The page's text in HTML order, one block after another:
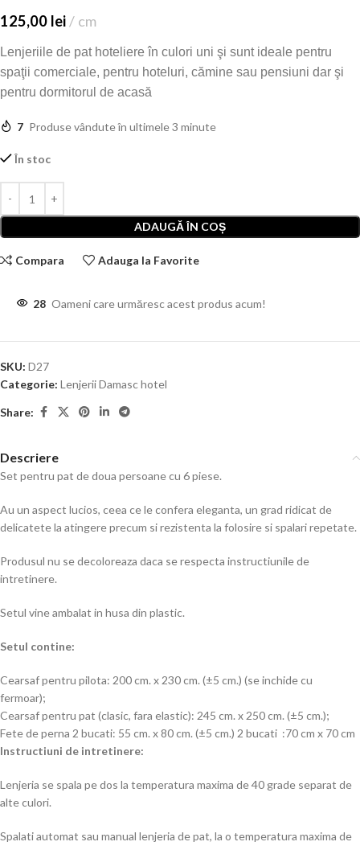
125,00 lei cm
Lenjeriile de pat hoteliere în culori uni şi sunt ideale pentru
spaţii comerciale, pentru hoteluri, cămine sau pensiuni dar şi
pentru dormitorul de acasă
7 Produse vândute în ultimele 3 minute
În stoc
ADAUGĂ ÎN COȘ
Compara Adauga la Favorite
28 Oameni care urmăresc acest produs acum!
SKU: D27
Categorie: Lenjerii Damasc hotel
Share:
Descriere
Set pentru pat de doua persoane cu 6 piese.
Au un aspect lucios, ceea ce le confera eleganta, un grad ridicat de
delicatete la atingere precum si rezistenta la folosire si spalari repetate.
Produsul nu se decoloreaza daca se respecta instructiunile de
intretinere.
Setul vine ambalat in husa din plastic.
Setul contine:
Cearsaf pentru pilota: 200 cm. x 230 cm. (±5 cm.) (se inchide cu
fermoar);
Cearsaf pentru pat (clasic, fara elastic): 245 cm. x 250 cm. (±5 cm.);
Fete de perna 2 bucati: 55 cm. x 80 cm. (±5 cm.) 2 bucati :70 cm x 70 cm
Instructiuni de intretinere:
Lenjeria se spala pe dos la temperatura maxima de 40 grade separat de
alte culori.
Spalati automat sau manual lenjeria de pat, la o temperatura maxima de